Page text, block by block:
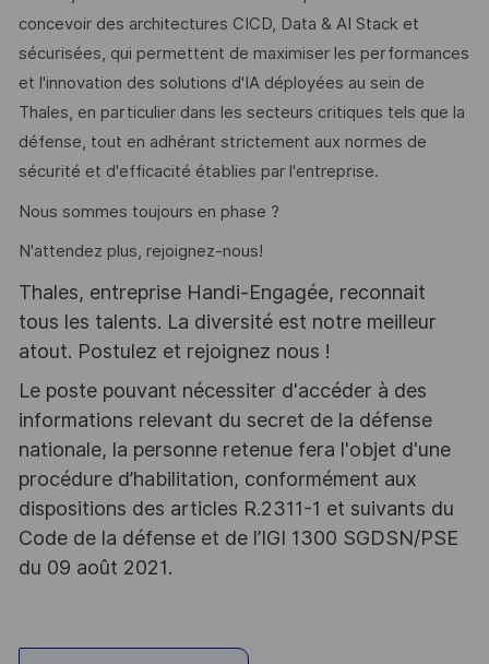
concevoir des architectures CICD, Data & AI Stack et
sécurisées, qui permettent de maximiser les performances
et l'innovation des solutions d'IA déployées au sein de
Thales, en particulier dans les secteurs critiques tels que la
défense, tout en adhérant strictement aux normes de
sécurité et d'efficacité établies par l'entreprise.
Nous sommes toujours en phase ?
N'attendez plus, rejoignez-nous!
Thales, entreprise Handi-Engagée, reconnait
tous les talents. La diversité est notre meilleur
atout. Postulez et rejoignez nous !
Le poste pouvant nécessiter d'accéder à des
informations relevant du secret de la défense
nationale, la personne retenue fera l'objet d'une
procédure d’habilitation, conformément aux
dispositions des articles R.2311-1 et suivants du
Code de la défense et de l’IGI 1300 SGDSN/PSE
du 09 août 2021.